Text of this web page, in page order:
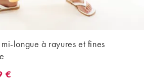
longue à rayures et fines
prix sur 30 jours 29,99 € (+24%).
€